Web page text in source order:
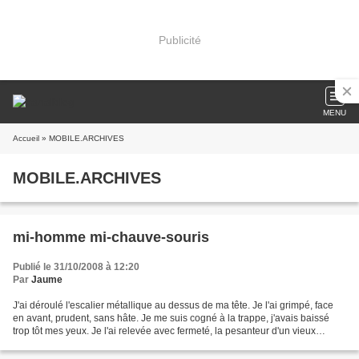
Publicité
MENU
Accueil » MOBILE.ARCHIVES
MOBILE.ARCHIVES
mi-homme mi-chauve-souris
Publié le 31/10/2008 à 12:20
Par Jaume
J'ai déroulé l'escalier métallique au dessus de ma tête. Je l'ai grimpé, face
en avant, prudent, sans hâte. Je me suis cogné à la trappe, j'avais baissé
trop tôt mes yeux. Je l'ai relevée avec fermeté, la pesanteur d'un vieux